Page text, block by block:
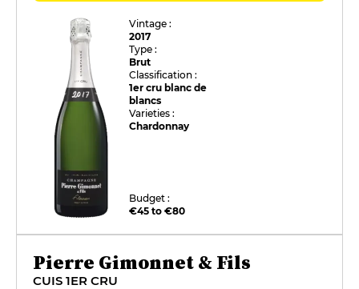
Vintage :
2017
Type :
Brut
Classification :
1er cru blanc de
blancs
Varieties :
Chardonnay
Budget :
€45 to €80
Pierre Gimonnet & Fils
CUIS 1ER CRU